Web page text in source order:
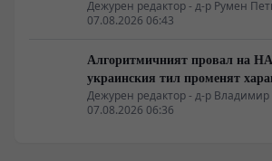
Берлин
Дежурен редактор - д-р Румен
07.08.2026 06:43
Алгоритмичният провал на
украинския тил променят
Дежурен редактор - д-р
07.08.2026 06:36